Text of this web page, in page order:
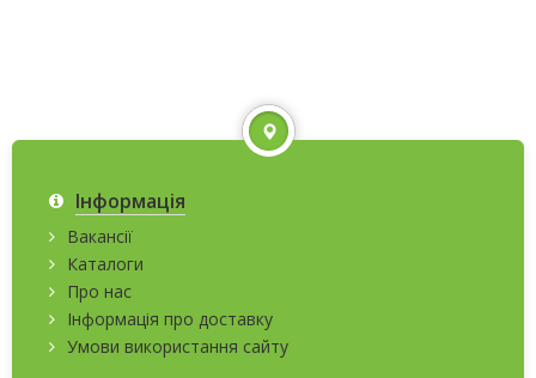
Інформація
Вакансії
Каталоги
Про нас
Інформація про доставку
Умови використання сайту